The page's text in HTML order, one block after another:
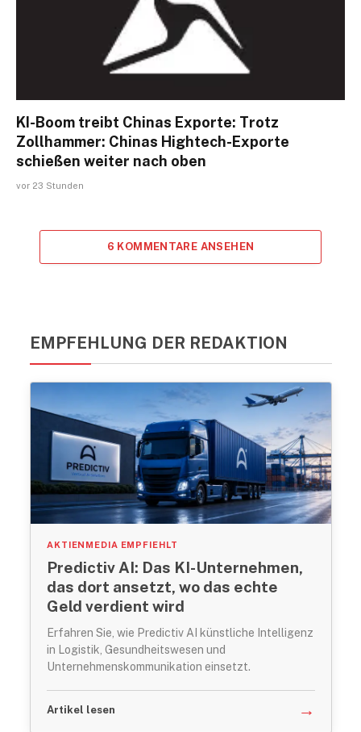
KI-Boom treibt Chinas Exporte: Trotz
Zollhammer: Chinas Hightech-Exporte
schießen weiter nach oben
vor 23 Stunden
6 KOMMENTARE ANSEHEN
EMPFEHLUNG DER REDAKTION
AKTIENMEDIA EMPFIEHLT
Predictiv AI: Das KI-Unternehmen,
das dort ansetzt, wo das echte
Geld verdient wird
Erfahren Sie, wie Predictiv AI künstliche Intelligenz
in Logistik, Gesundheitswesen und
Unternehmenskommunikation einsetzt.
Artikel lesen →